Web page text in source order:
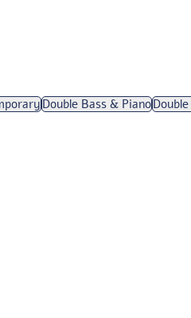
Double Bass & Piano